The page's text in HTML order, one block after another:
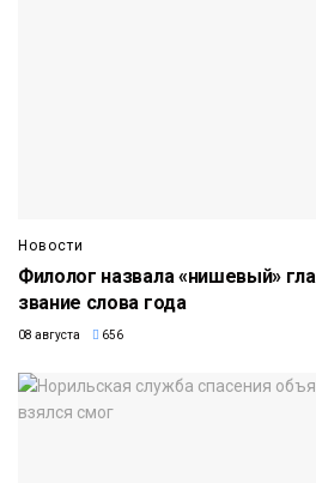
Новости
Филолог назвала «нишевый»
звание слова года
08 августа 656